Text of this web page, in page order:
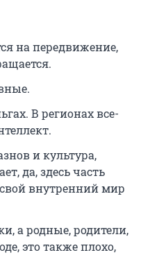
на передвижение,
В регионах все-
и культура,
да, здесь часть
внутренний мир
а родные, родители,
это также плохо,